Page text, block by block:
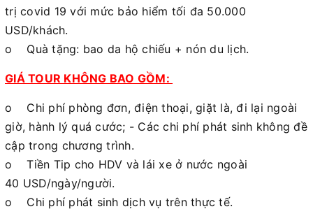
trị covid 19 với mức bảo hiểm tối đa 50.000
USD/khách.
o Quà tặng: bao da hộ chiếu + nón du lịch.
GIÁ TOUR KHÔNG BAO GỒM:
o Chi phí phòng đơn, điện thoại, giặt là, đi lại ngoài
giờ, hành lý quá cước; - Các chi phí phát sinh không đề
cập trong chương trình.
o Tiền Tip cho HDV và lái xe ở nước ngoài
40 USD/ngày/người.
o Chi phí phát sinh dịch vụ trên thực tế.